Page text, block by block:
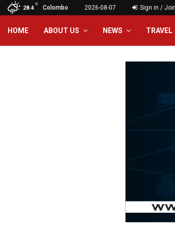
28.4
C
Colombo 2026-08-07 Sign in /
HOME ABOUT US NEWS TRAVEL